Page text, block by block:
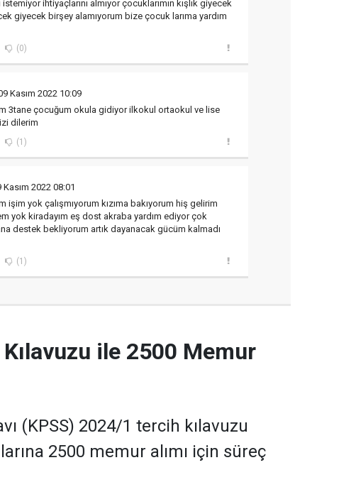
istemiyor ihtiyaçlarını almıyor çocuklarımın kışlık giyecek
giyecek birşey alamıyorum bize çocuk larıma yardım
(0)
Kasım 2022 10:09
3tane çocuğum okula gidiyor ilkokul ortaokul ve lise
dilerim
(1)
Kasım 2022 08:01
işim yok çalışmıyorum kızıma bakıyorum hiş gelirim
yok kiradayım eş dost akraba yardım ediyor çok
destek bekliyorum artık dayanacak gücüm kalmadı
(1)
ile 2500 Memur
(KPSS) 2024/1 tercih kılavuzu
2500 memur alımı için süreç